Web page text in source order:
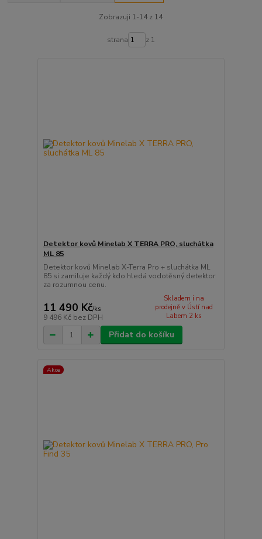
Zobrazuji 1-14 z 14
strana z 1
Detektor kovů Minelab X TERRA PRO, sluchátka
ML 85
Detektor kovů Minelab X-Terra Pro + sluchátka ML
85 si zamiluje každý kdo hledá vodotěsný detektor
za rozumnou cenu.
11 490 Kč/ks
9 496 Kč bez DPH
Skladem i na
prodejně v Ústí nad
Labem 2 ks
Přidat do košíku
Akce